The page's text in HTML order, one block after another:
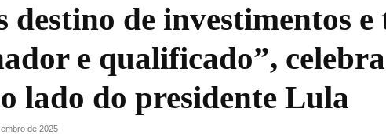
destino de investimentos
e qualificado”,
lado do presidente Lula
de 2025